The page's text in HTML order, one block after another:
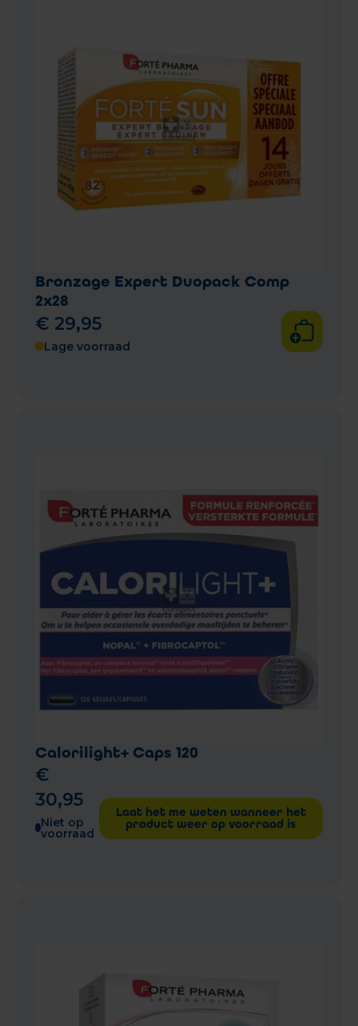
Bronzage Expert Duopack Comp
2x28
€ 29,95
Lage voorraad
Calorilight+ Caps 120
€
30,95
Niet op
voorraad
Laat het me weten wanneer het
product weer op voorraad is